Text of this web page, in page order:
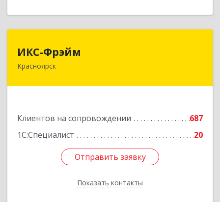
ИКС-Фрэйм
Красноярск
Клиентов на сопровождении
687
1С:Специалист
20
Отправить заявку
Показать контакты
660077, Красноярский край, Красноярск г,
Отправить заявку
Назад